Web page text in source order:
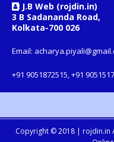
J.B Web (rojdin.in)
3 B Sadananda Road,
Kolkata-700 026
Email:
+91 9051872515, +91
Copyright © 2018 | rojdin.in